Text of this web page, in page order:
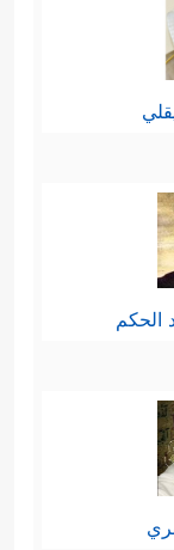
الحكم